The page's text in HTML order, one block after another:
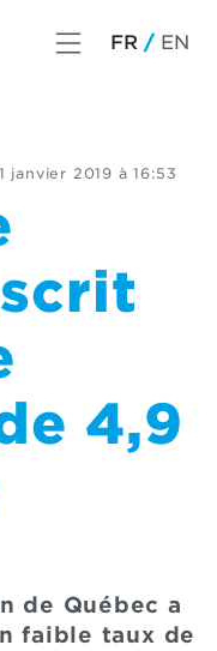
FR EN
janvier 2019 à 16:53
4,9
de Québec a
faible taux de